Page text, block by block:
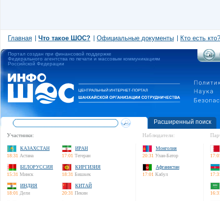
Главная Что такое ШОС? Официальные документы Кто есть кто?
Портал создан при финансовой поддержке
Федерального агентства по печати и массовым коммуникациям
Российской Федерации
Расширенный поиск
Участники:
КАЗАХСТАН
18:31 Астана
ИРАН
17:01 Тегеран
БЕЛОРУССИЯ
15:31 Минск
КИРГИЗИЯ
18:31 Бишкек
ИНДИЯ
18:01 Дели
КИТАЙ
20:31 Пекин
Наблюдатели:
Монголия
20:31 Улан-Батор
Афганистан
17:01 Кабул